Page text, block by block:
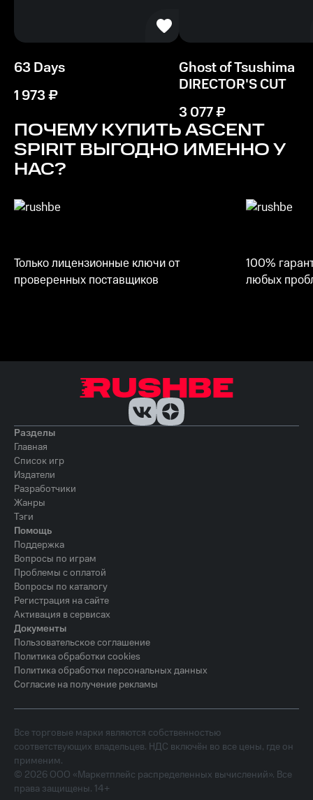
Intel i5-4590 эквивалент или выше
Память
1 ГБ ОЗУ
Место на диске
1160 MБ
63 Days
1 973₽
Ghost of Tsushima
DIRECTOR'S CUT
3 077₽
ПОЧЕМУ КУПИТЬASCENT
SPIRITВЫГОДНО ИМЕННО У
НАС?
Только лицензионные ключи от
проверенных поставщиков
100%
любых
Разделы
Главная
Список игр
Издатели
Разработчики
Жанры
Тэги
Помощь
Поддержка
Вопросы по играм
Проблемы с оплатой
Вопросы по каталогу
Регистрация на сайте
Активация в сервисах
Документы
Пользовательское соглашение
Политика обработки cookies
Политика обработки персональных данных
Согласие на получение рекламы
Все торговые марки являются собственностью
соответствующих владельцев. НДС включён во все цены, где он
применим.
© 2026 ООО «Маркетплейс распределенных вычислений». Все
права защищены. 14+